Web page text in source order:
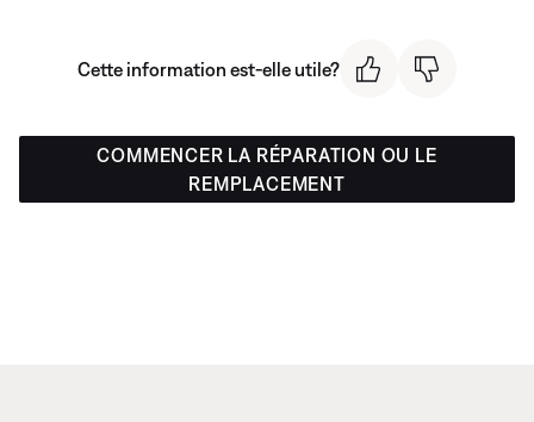
Cette information est-elle utile?
COMMENCER LA RÉPARATION OU LE
REMPLACEMENT